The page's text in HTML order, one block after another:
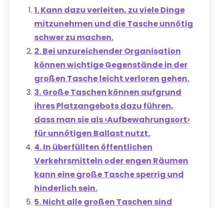
1. Kann dazu verleiten, zu viele Dinge
mitzunehmen und die Tasche unnötig
schwer zu machen.
2. Bei unzureichender Organisation
können wichtige Gegenstände in der
großen Tasche leicht verloren gehen.
3. Große Taschen können aufgrund
ihres Platzangebots dazu führen,
dass man sie als ‹Aufbewahrungsort›
für unnötigen Ballast nutzt.
4. In überfüllten öffentlichen
Verkehrsmitteln oder engen Räumen
kann eine große Tasche sperrig und
hinderlich sein.
5. Nicht alle großen Taschen sind